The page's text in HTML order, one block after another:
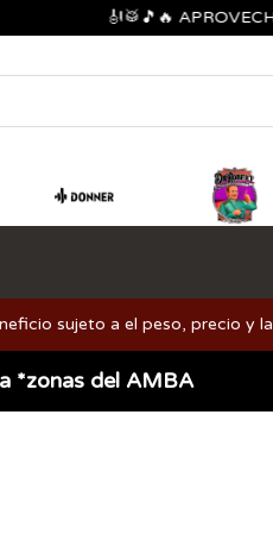
🎻🥁🎵🔥 APROVECHA
sujeto a el peso, precio y
*zonas del AMBA